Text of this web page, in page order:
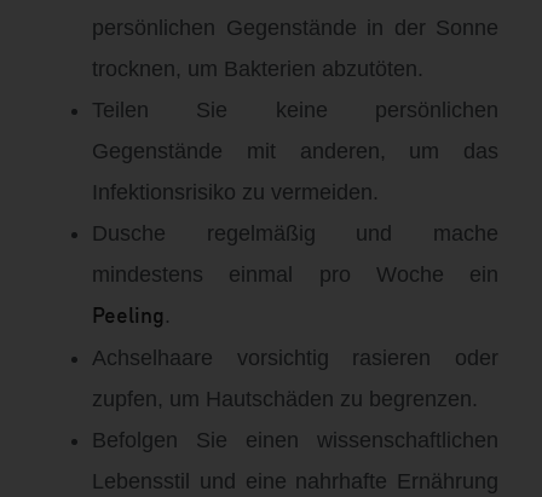
persönlichen Gegenstände in der Sonne
trocknen, um Bakterien abzutöten.
Teilen Sie keine persönlichen
Gegenstände mit anderen, um das
Infektionsrisiko zu vermeiden.
Dusche regelmäßig und mache
mindestens einmal pro Woche ein
Peeling .
Achselhaare vorsichtig rasieren oder
zupfen, um Hautschäden zu begrenzen.
Befolgen Sie einen wissenschaftlichen
Lebensstil und eine nahrhafte Ernährung